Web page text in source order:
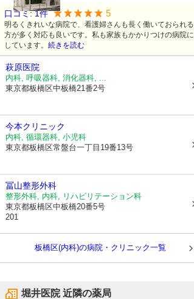
口コミ:1件 5
明るくきれいな病院で、看護婦さんも長く働いておられる
方が多く対応も良いです。私も家族もかかりつけの病院に
しています。 続きを読む
萩原医院
内科, 呼吸器科, 消化器科, ...
東京都板橋区中板橋21番2号
今本クリニック
内科, 循環器科, 小児科
東京都板橋区常盤台一丁目19番13号
冨山整形外科
整形外科, 内科, リハビリテーション科
東京都板橋区中板橋20番5号
201
板橋区(内科)の病院・クリニック一覧
堀井医院近隣の薬局